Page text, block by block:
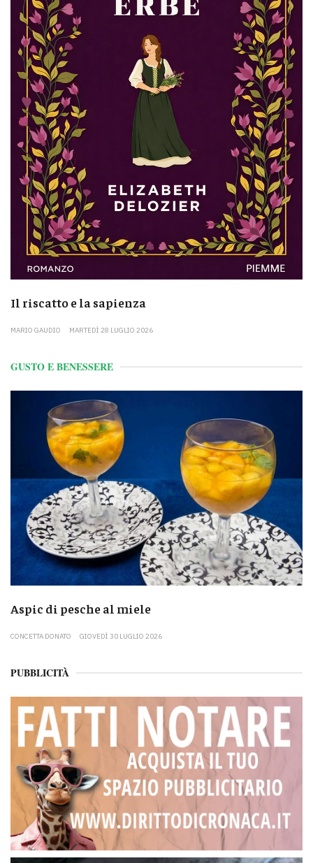
Il riscatto e la sapienza
MARIO GAUDIO MARTEDÌ 28 LUGLIO 2026
GUSTO E BENESSERE
Aspic di pesche al miele
CONCETTA DONATO GIOVEDÌ 30 LUGLIO 2026
PUBBLICITÀ